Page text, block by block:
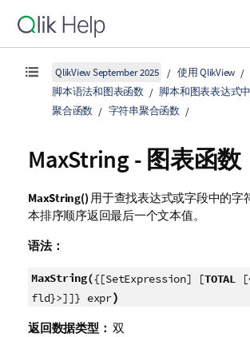
QlikView September 2025
使用 QlikView
脚本语法和图表函数
脚本和图表表达式
聚合函数
字符串聚合函数
MaxString - 图表函数
MaxString() 用于查找表达式或字段中的字
本排序顺序返回最后一个文本值。
语法：
MaxString({[SetExpression] [TOTAL
fld}>]]} expr)
返回数据类型： 双